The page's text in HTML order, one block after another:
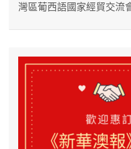
灣區葡西語國家經貿交流